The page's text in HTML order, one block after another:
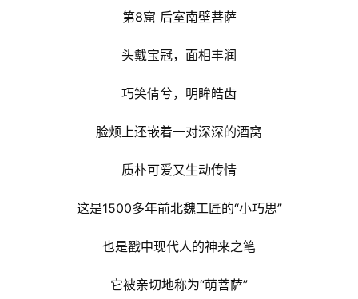
第8窟 后室南壁菩萨
头戴宝冠，面相丰润
巧笑倩兮，明眸皓齿
脸颊上还嵌着一对深深的酒窝
质朴可爱又生动传情
这是1500多年前北魏工匠的“小巧思”
也是戳中现代人的神来之笔
它被亲切地称为“萌菩萨”